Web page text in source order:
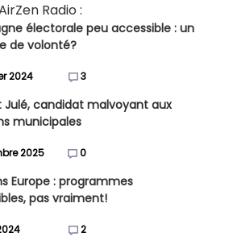
Radio :
électorale peu accessible : un
de volonté?
2024 3
Julé, candidat malvoyant aux
municipales
2025 0
Europe : programmes
pas vraiment!
2